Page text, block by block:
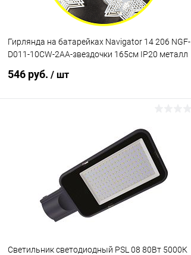
Гирлянда на батарейках Navigator 14 206 NGF-
D011-10СW-2AA-звездочки 165см IP20 металл
546 руб. / шт
Сравнение
В избранное В наличии
Светильник светодиодный PSL 08 80Вт 5000К